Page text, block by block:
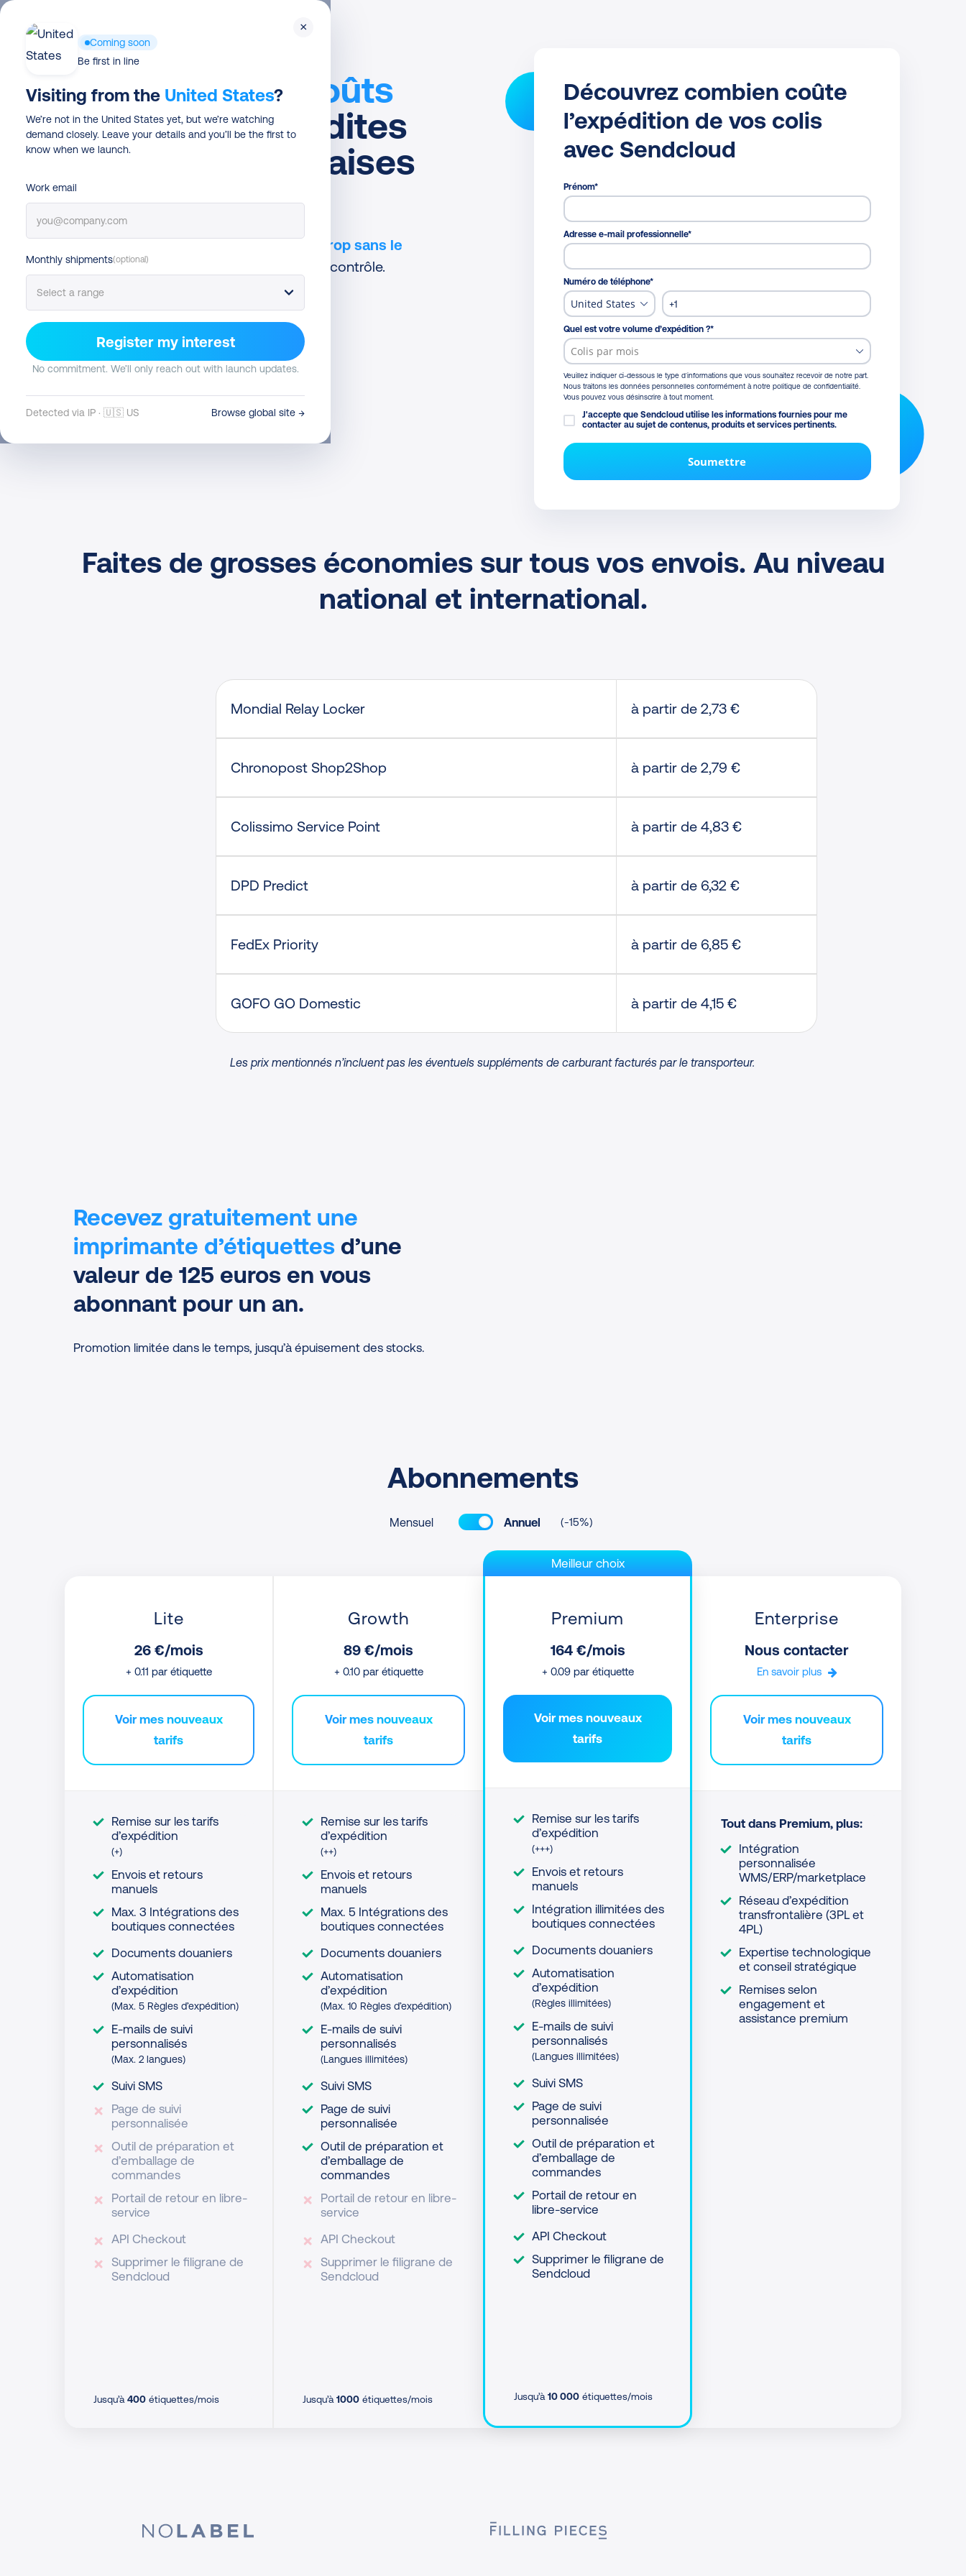
Skip
Anticipez vos coûts
d’expéditionet dites
adieu aux mauvaises
surprises
La plupart des e-commerçants paient trop sans le
savoir.Comparez les tarifs et reprenez le contrôle.
Envoi avec Chronopost à partir de €.
Envoi avec Colissimo à partir de 4,83
Découvrez combien coûte
l’expédition de vos colis
avec Sendcloud
Prénom*
Adresse e-mail professionnelle*
Numéro de téléphone*
Quel est votre volume d’expédition ?*
Veuillez indiquer ci-dessous le type d’informations que vous souhaitez recevoir de notre part.
Nous traitons les données personnelles conformément à notre politique de confidentialité.
Vous pouvez vous désinscrire à tout moment.
J'accepte que Sendcloud utilise les informations fournies pour me
contacter au sujet de contenus, produits et services pertinents.
Faites de grosses économies sur tous vos envois. Au niveau
national et international.
Mondial Relay Locker à partir de 2,73 €
Chronopost Shop2Shop à partir de 2,79 €
Colissimo Service Point à partir de 4,83 €
DPD Predict à partir de 6,32 €
FedEx Priority à partir de 6,85 €
GOFO GO Domestic à partir de 4,15 €
Les prix mentionnés n’incluent pas les éventuels suppléments de carburant facturés par le transporteur.
Recevez gratuitement une
imprimante d’étiquettesd’une
valeur de 125 euros en vous
abonnant pour un an.
Promotion limitée dans le temps, jusqu’à épuisement des stocks.
Abonnements
Mensuel Annuel (-15%)
Lite
26 €/mois
+ 0.11 par étiquette
Voir mes nouveaux
tarifs
Remise sur les tarifs
d’expédition
(+)
Envois et retours
manuels
Max. 3 Intégrations des
boutiques connectées
Documents douaniers
Automatisation
d’expédition
(Max. 5 Règles d’expédition)
E-mails de suivi
personnalisés
(Max. 2 langues)
Suivi SMS
Page de suivi
personnalisée
Outil de préparation et
d’emballage de
commandes
Portail de retour en libre-
service
API Checkout
Supprimer le filigrane de
Sendcloud
Jusqu’à 400 étiquettes/mois
Growth
89 €/mois
+ 0.10 par étiquette
Voir mes nouveaux
tarifs
Remise sur les tarifs
d’expédition
(++)
Envois et retours
manuels
Max. 5 Intégrations des
boutiques connectées
Documents douaniers
Automatisation
d’expédition
(Max. 10 Règles d’expédition)
E-mails de suivi
personnalisés
(Langues illimitées)
Suivi SMS
Page de suivi
personnalisée
Outil de préparation et
d’emballage de
commandes
Portail de retour en libre-
service
API Checkout
Supprimer le filigrane de
Sendcloud
Jusqu’à 1000 étiquettes/mois
Meilleur choix
Premium
164 €/mois
+ 0.09 par étiquette
Voir mes nouveaux
tarifs
Remise sur les tarifs
d’expédition
(+++)
Envois et retours
manuels
Intégration illimitées des
boutiques connectées
Documents douaniers
Automatisation
d’expédition
(Règles illimitées)
E-mails de suivi
personnalisés
(Langues illimitées)
Suivi SMS
Page de suivi
personnalisée
Outil de préparation et
d’emballage de
commandes
Portail de retour en
libre-service
API Checkout
Supprimer le filigrane de
Sendcloud
Jusqu’à 10 000 étiquettes/mois
Enterprise
Nous contacter
En savoir plus
Voir mes nouveaux
tarifs
Tout dans Premium, plus:
Intégration
personnalisée
WMS/ERP/marketplace
Réseau d’expédition
transfrontalière (3PL et
4PL)
Expertise technologique
et conseil stratégique
Remises selon
engagement et
assistance premium
×
Coming soon
Be first in line
Visiting from the United States?
We’re not in the United States yet, but we’re watching
demand closely. Leave your details and you’ll be the first to
know when we launch.
Work email
Monthly shipments(optional)
Register my interest
No commitment. We’ll only reach out with launch updates.
Detected via IP · 🇺🇸 US Browse global site →